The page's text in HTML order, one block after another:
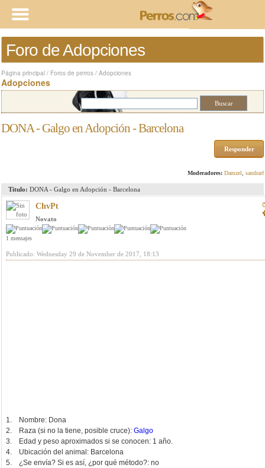
Foro de Adopciones
Página principal / Foros de perros / Adopciones
Adopciones
DONA - Galgo en Adopción - Barcelona
Responder
Moderadores: Damzel sandrarf
Titulo: DONA - Galgo en Adopción - Barcelona
ChvPt
Novato
1 mensajes
Publicado: Wednesday 29 de November de 2017, 18:13
1. Nombre: Dona
2. Raza (si no la tiene, posible cruce): Galgo
3. Edad y peso aproximados si se conocen: 1 año.
4. Ubicación del animal: Barcelona
5. ¿Se envía? Si es así, ¿por qué método?: no